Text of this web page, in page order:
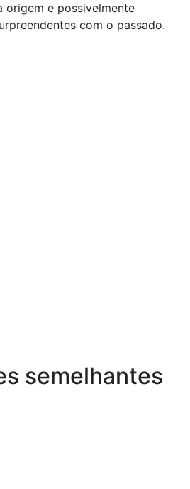
origem e possivelmente
com o passado.
semelhantes